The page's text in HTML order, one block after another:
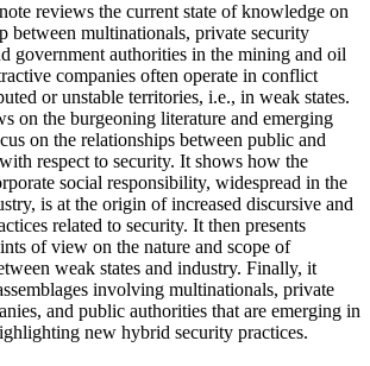
reviews the current state of knowledge on
between multinationals, private security
government authorities in the mining and oil
companies often operate in conflict
or unstable territories, i.e., in weak states.
on the burgeoning literature and emerging
on the relationships between public and
respect to security. It shows how the
social responsibility, widespread in the
is at the origin of increased discursive and
related to security. It then presents
of view on the nature and scope of
weak states and industry. Finally, it
involving multinationals, private
and public authorities that are emerging in
new hybrid security practices.